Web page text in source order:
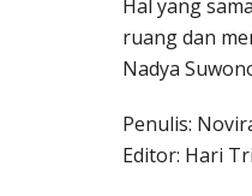
Hal yang
ruang dan
Nadya
Penulis:
Editor: Hari